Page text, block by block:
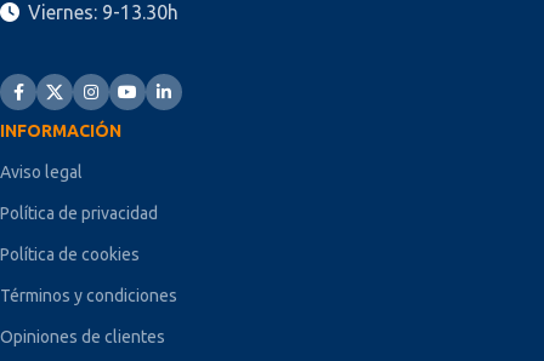
Viernes: 9-13.30h
INFORMACIÓN
Aviso legal
Política de privacidad
Política de cookies
Términos y condiciones
Opiniones de clientes